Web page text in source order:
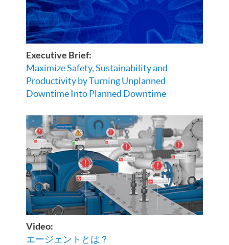
Executive Brief:
Maximize Safety, Sustainability and
Productivity by Turning Unplanned
Downtime Into Planned Downtime
Video:
エージェントとは？